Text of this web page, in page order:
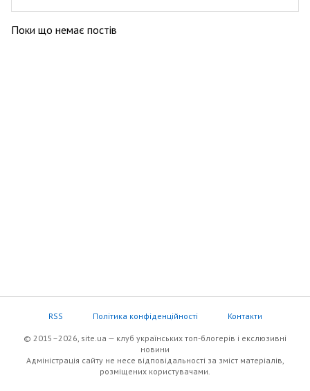
Поки що немає постів
RSS Політика конфіденційності Контакти
© 2015–2026, site.ua — клуб українських топ-блогерів i екслюзивнi
новини
Адміністрація сайту не несе відповідальності за зміст матеріалів,
розміщених користувачами.